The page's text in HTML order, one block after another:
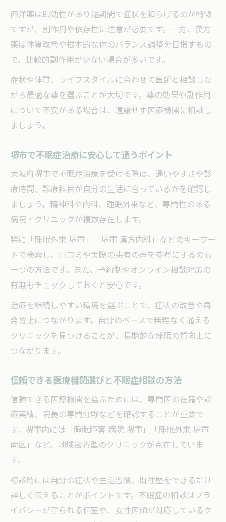
漢方薬がもたらす不眠症への新しい視点
不眠症に効果が期待できる漢方薬の特徴
漢方薬と西洋薬の違いを不眠症治療で比較
不眠症改善に漢方薬を取り入れるメリット
体質別に選ぶ不眠症対応の漢方薬のポイン
ト
不眠症治療の口コミに見る薬選びの工夫
実際に不眠症治療を受けた方の体験談紹介
口コミで分かる不眠症薬の効果と副作用
不眠症患者が語る治療法の選択理由
西洋薬は即効性があり短期間で症状を和らげるのが特徴
ですが、副作用や依存性に注意が必要です。一方、漢方
薬は体質改善や根本的な体のバランス調整を目指すもの
で、比較的副作用が少ない場合が多いです。
症状や体質、ライフスタイルに合わせて医師と相談しな
がら最適な薬を選ぶことが大切です。薬の効果や副作用
について不安がある場合は、遠慮せず医療機関に相談し
ましょう。
堺市で不眠症治療に安心して通うポイント
大阪府堺市で不眠症治療を受ける際は、通いやすさや診
療時間、診療科目が自分の生活に合っているかを確認し
ましょう。精神科や内科、睡眠外来など、専門性のある
病院・クリニックが複数存在します。
特に「睡眠外来 堺市」「堺市 漢方内科」などのキーワー
ドで検索し、口コミや実際の患者の声を参考にするのも
一つの方法です。また、予約制やオンライン相談対応の
有無もチェックしておくと安心です。
治療を継続しやすい環境を選ぶことで、症状の改善や再
発防止につながります。自分のペースで無理なく通える
クリニックを見つけることが、長期的な睡眠の質向上に
つながります。
信頼できる医療機関選びと不眠症相談の方法
信頼できる医療機関を選ぶためには、専門医の在籍や診
療実績、院長の専門分野などを確認することが重要で
す。堺市内には「睡眠障害 病院 堺市」「睡眠外来 堺市
南区」など、地域密着型のクリニックが点在していま
す。
初診時には自分の症状や生活習慣、既往歴をできるだけ
詳しく伝えることがポイントです。不眠症の相談はプラ
イバシーが守られる個室や、女性医師が対応しているク